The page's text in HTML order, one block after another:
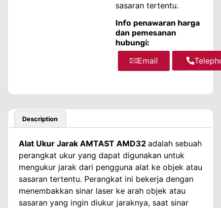
sasaran tertentu.
Info penawaran harga
dan pemesanan
hubungi:
Email
Description
Alat Ukur Jarak AMTAST AMD32 adalah sebuah
perangkat ukur yang dapat digunakan untuk
mengukur jarak dari pengguna alat ke objek atau
sasaran tertentu. Perangkat ini bekerja dengan
menembakkan sinar laser ke arah objek atau
sasaran yang ingin diukur jaraknya, saat sinar